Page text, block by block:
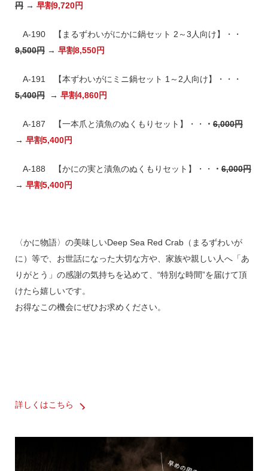
円 → 早割9,720円
A-190 【まるずわいがにかに鍋セット 2～3人向け】・・
9,500円 → 早割8,550円
A-191 【本ずわいがにミニ鍋セット 1～2人向け】・・・
5,400円 → 早割4,860円
A-187 【一本爪と漬魚のぬくもりセット】・・ ・ 6,000円
→ 早割5,400円
A-188 【かにの実と漬魚のぬくもりセット】・・ ・ 6,000円
→ 早割5,400円
〈かに物語〉の美味しいDeep Sea Red Crab（まるずわいが
に）等で、お世話になった大切な方や、家族や親しい人へ「あ
りがとう」の感謝の気持ちを込めて、“特別な時間”を届けて頂
けたら嬉しいです。
お得なこの機会にぜひお求めください。
詳しくはこちら